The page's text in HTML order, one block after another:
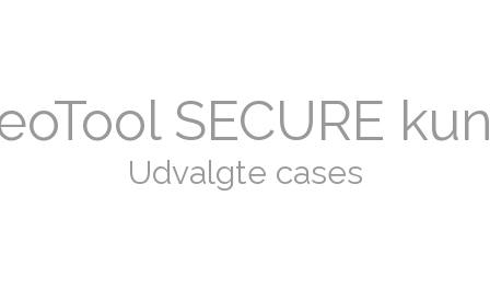
SECURE
Udvalgte cases